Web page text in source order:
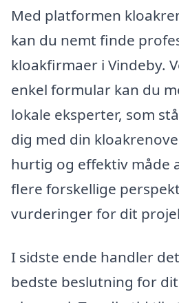
Med platformen
kan du nemt finde
kloakfirmaer i Vindeby.
enkel formular kan du
lokale eksperter, som
dig med din
hurtig og effektiv måde
flere forskellige
vurderinger for dit
I sidste ende handler
bedste beslutning for